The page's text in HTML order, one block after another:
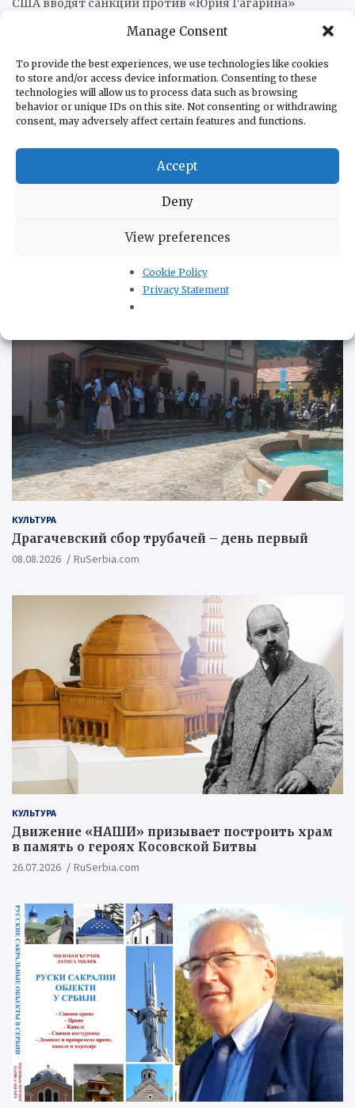
Manage Consent
To provide the best experiences, we use technologies like cookies
to store and/or access device information. Consenting to these
technologies will allow us to process data such as browsing
behavior or unique IDs on this site. Not consenting or withdrawing
consent, may adversely affect certain features and functions.
Accept
Deny
View preferences
Cookie Policy
Privacy Statement
США вводят санкции против «Юрия Гагарина»
Колумбия приобретает два KC-390 Millennium
07.08.2026
Бразилия запускает амбициозный логистический
план на 240 млрд долларов07.08.2026
О нас
Редакция
Политика конфиденциальности
КУЛЬТУРА
Драгачевский сбор трубачей – день первый
08.08.2026 RuSerbia.com
КУЛЬТУРА
Движение «НАШИ» призывает построить храм
в память о героях Косовской Битвы
26.07.2026 RuSerbia.com